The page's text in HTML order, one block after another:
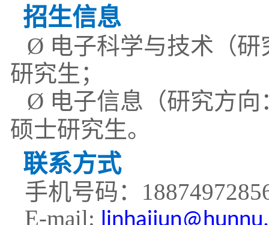
招生信息
Ø 电子科学与技术（
研究生；
Ø 电子信息（研究方
硕士研究生。
联系方式
手机号码：
E-mail: